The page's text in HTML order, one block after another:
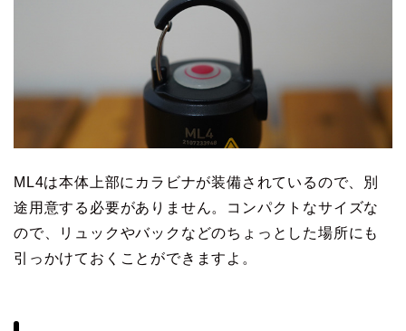
ML4は本体上部にカラビナが装備されているので、別
途用意する必要がありません。コンパクトなサイズな
ので、リュックやバックなどのちょっとした場所にも
引っかけておくことができますよ。